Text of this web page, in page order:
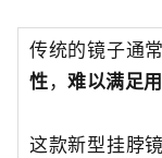
传统的镜子通常
性，难以满足
这款新型挂脖